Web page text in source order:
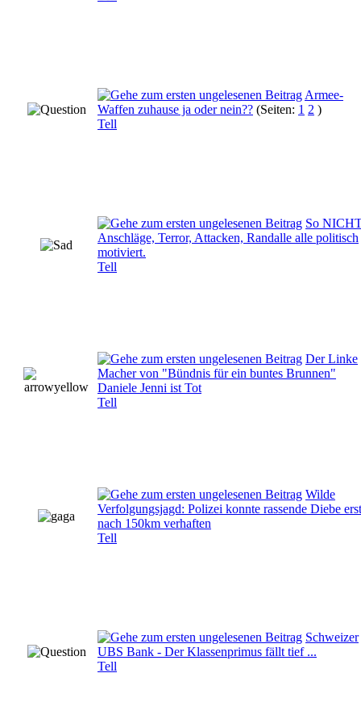
Armee-
Waffen zuhause ja oder nein?? (Seiten: 1 2 )
Tell
So
Anschläge, Terror, Attacken, Randalle alle politisch
motiviert.
Tell
Der Linke
Macher von "Bündnis für ein buntes Brunnen"
Daniele Jenni ist Tot
Tell
Wilde
Verfolgungsjagd: Polizei konnte rassende Diebe erst
nach 150km verhaften
Tell
Schweizer
UBS Bank - Der Klassenprimus fällt tief ...
Tell